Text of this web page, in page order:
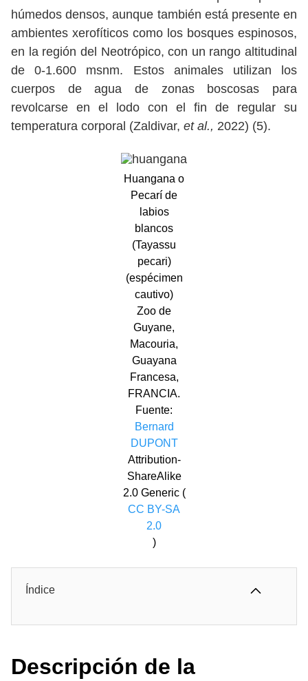
húmedos densos, aunque también está presente en
ambientes xerofíticos como los bosques espinosos,
en la región del Neotrópico, con un rango altitudinal
de 0-1.600 msnm. Estos animales utilizan los
cuerpos de agua de zonas boscosas para
revolcarse en el lodo con el fin de regular su
temperatura corporal (Zaldivar, et al., 2022) (5).
Huangana o
Pecarí de
labios
blancos
(Tayassu
pecari)
(espécimen
cautivo)
Zoo de
Guyane,
Macouria,
Guayana
Francesa,
FRANCIA.
Fuente:
Bernard
DUPONT
Attribution-
ShareAlike
2.0 Generic (
CC BY-SA
2.0
)
Índice
Descripción de la